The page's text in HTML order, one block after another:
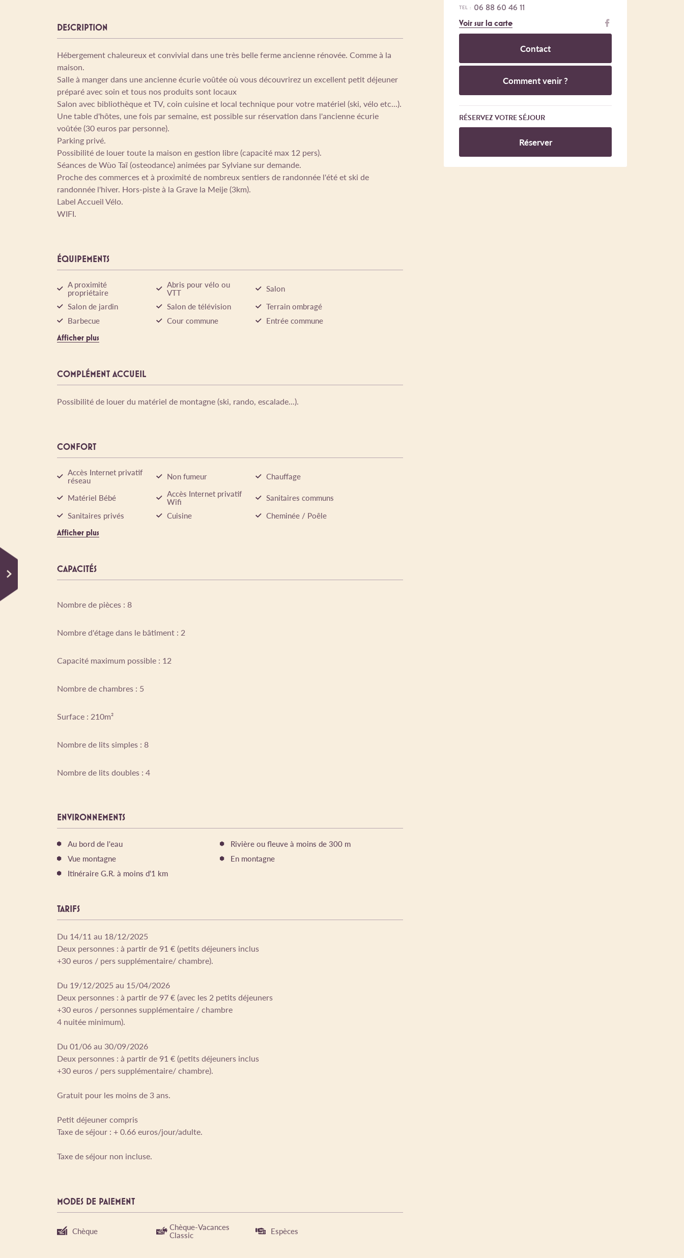
DESCRIPTION
Hébergement chaleureux et convivial dans une très belle ferme ancienne rénovée. Comme à la
maison.
Salle à manger dans une ancienne écurie voûtée où vous découvrirez un excellent petit déjeuner
préparé avec soin et tous nos produits sont locaux
Salon avec bibliothèque et TV, coin cuisine et local technique pour votre matériel (ski, vélo etc...).
Une table d'hôtes, une fois par semaine, est possible sur réservation dans l'ancienne écurie
voûtée (30 euros par personne).
Parking privé.
Possibilité de louer toute la maison en gestion libre (capacité max 12 pers).
Séances de Wùo Taï (osteodance) animées par Sylviane sur demande.
Proche des commerces et à proximité de nombreux sentiers de randonnée l'été et ski de
randonnée l'hiver. Hors-piste à la Grave la Meije (3km).
Label Accueil Vélo.
WIFI.
ÉQUIPEMENTS
A proximité
propriétaire
Abris pour vélo ou
VTT
Salon
Salon de jardin
Salon de télévision
Terrain ombragé
Barbecue
Cour commune Entrée commune
Afficher plus
COMPLÉMENT ACCUEIL
Possibilité de louer du matériel de montagne (ski, rando, escalade...).
CONFORT
Accès Internet privatif
réseau Non fumeur
Chauffage
Matériel Bébé
Accès Internet privatif
Wifi
Sanitaires communs
Sanitaires privés
Cuisine Cheminée / Poêle
Afficher plus
CAPACITÉS
Nombre de pièces : 8
Nombre d'étage dans le bâtiment : 2
Capacité maximum possible : 12
Nombre de chambres : 5
Surface : 210m²
Nombre de lits simples : 8
Nombre de lits doubles : 4
ENVIRONNEMENTS
Au bord de l'eau
Rivière ou fleuve à moins de 300 m
Vue montagne
En montagne
Itinéraire G.R. à moins d'1 km
TARIFS
Du 14/11 au 18/12/2025
Deux personnes : à partir de 91 € (petits déjeuners inclus
+30 euros / pers supplémentaire/ chambre).
Du 19/12/2025 au 15/04/2026
Deux personnes : à partir de 97 € (avec les 2 petits déjeuners
+30 euros / personnes supplémentaire / chambre
4 nuitée minimum).
Du 01/06 au 30/09/2026
Deux personnes : à partir de 91 € (petits déjeuners inclus
+30 euros / pers supplémentaire/ chambre).
Gratuit pour les moins de 3 ans.
Petit déjeuner compris
Taxe de séjour : + 0.66 euros/jour/adulte.
Taxe de séjour non incluse.
MODES DE PAIEMENT
Chèque Chèque-Vacances
Classic Espèces
TEL : 06 88 60 46 11
Voir sur la carte
Contact
Comment venir ?
RÉSERVEZ VOTRE SÉJOUR
Réserver